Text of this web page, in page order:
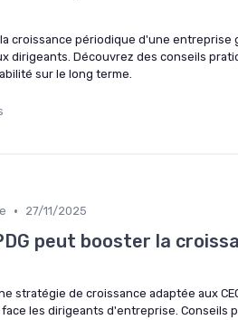
croissance périodique d'une entreprise
dirigeants. Découvrez des conseils
sur le long terme.
• 27/11/2025
peut booster la
stratégie de croissance adaptée aux
les dirigeants d'entreprise. Conseils